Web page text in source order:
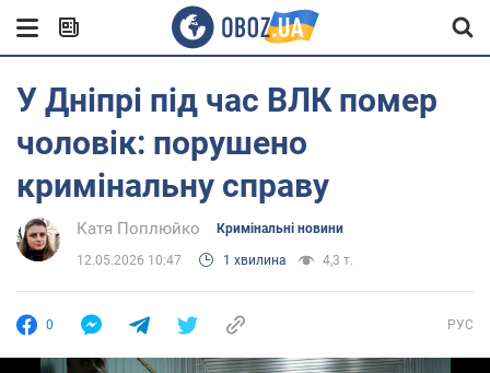
У Дніпрі під час ВЛК помер
чоловік: порушено
кримінальну справу
Катя Поплюйко Кримінальні новини
12.05.2026 10:47 1 хвилина 4,3 т.
0 РУС